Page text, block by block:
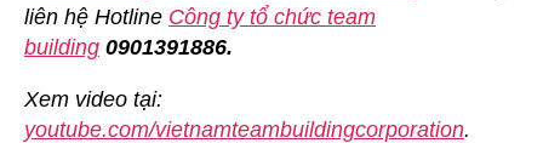
liên hệ Hotline Công ty tổ chức team
building 0901391886.
Xem video tại:
youtube.com/vietnamteambuildingcorporation.